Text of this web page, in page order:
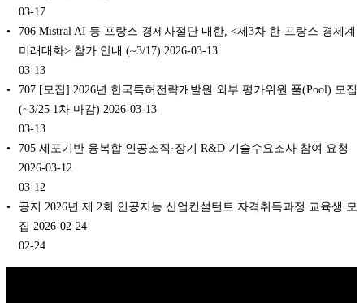
03-17
706 Mistral AI 등 프랑스 경제사절단 내한, <제3차 한-프랑스 경제계
미래대화> 참가 안내 (~3/17) 2026-03-13
03-13
707 [모집] 2026년 한국특허전략개발원 외부 평가위원 풀(Pool) 모집
(~3/25 1차 마감) 2026-03-13
03-13
705 세포기반 융복합 인공조직·장기 R&D 기술수요조사 참여 요청
2026-03-12
03-12
공지 2026년 제 2회 인공지능 산업컨설턴트 자격취득과정 교육생 모
집 2026-02-24
02-24